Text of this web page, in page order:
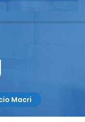
Macri